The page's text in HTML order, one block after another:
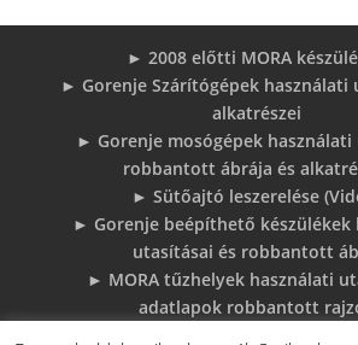
► 2008 előtti MORA
► Gorenje Szárítógépek használati
alkatrészei
► Gorenje mosógépek használati
robbantott ábrája és
► Sütőajtó leszerelése
► Gorenje beépíthető készülékek
utasításai és robbantott
► MORA tűzhelyek használati
adatlapok robbantott